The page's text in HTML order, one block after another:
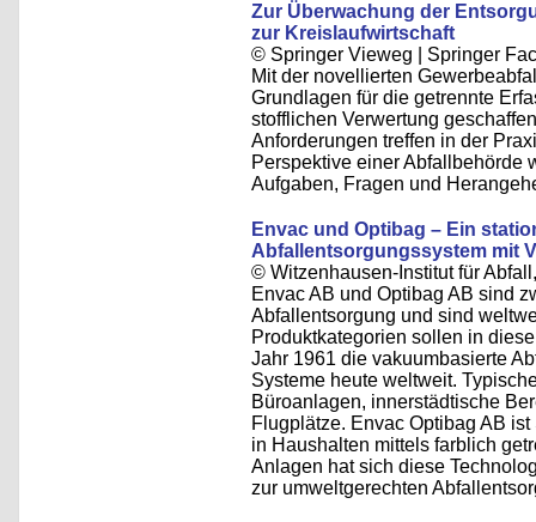
Zur Überwachung der
zur Kreislaufwirtschaft
© Springer Vieweg | Springer
Mit der novellierten
Grundlagen für die getrennte
stofflichen Verwertung
Anforderungen treffen in der
Perspektive einer Abfallbehörde
Aufgaben, Fragen und
Envac und Optibag – Ein
Abfallentsorgungssystem mit
© Witzenhausen-Institut für
Envac AB und Optibag AB sind
Abfallentsorgung und sind
Produktkategorien sollen in
Jahr 1961 die vakuumbasierte
Systeme heute weltweit.
Büroanlagen, innerstädtische
Flugplätze. Envac Optibag AB
in Haushalten mittels farblich
Anlagen hat sich diese
zur umweltgerechten